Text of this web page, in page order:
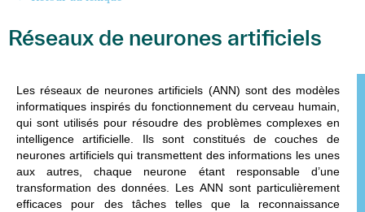
Réseaux de neurones artificiels
Les réseaux de neurones artificiels (ANN) sont des modèles
informatiques inspirés du fonctionnement du cerveau humain,
qui sont utilisés pour résoudre des problèmes complexes en
intelligence artificielle. Ils sont constitués de couches de
neurones artificiels qui transmettent des informations les unes
aux autres, chaque neurone étant responsable d’une
transformation des données. Les ANN sont particulièrement
efficaces pour des tâches telles que la reconnaissance